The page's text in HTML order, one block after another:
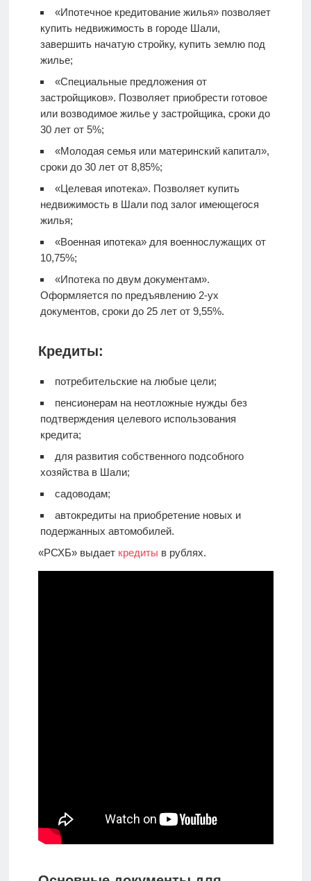
«Ипотечное кредитование жилья» позволяет
купить недвижимость в городе Шали,
завершить начатую стройку, купить землю под
жилье;
«Специальные предложения от
застройщиков». Позволяет приобрести готовое
или возводимое жилье у застройщика, сроки до
30 лет от 5%;
«Молодая семья или материнский капитал»,
сроки до 30 лет от 8,85%;
«Целевая ипотека». Позволяет купить
недвижимость в Шали под залог имеющегося
жилья;
«Военная ипотека» для военнослужащих от
10,75%;
«Ипотека по двум документам».
Оформляется по предъявлению 2-ух
документов, сроки до 25 лет от 9,55%.
Кредиты:
потребительские на любые цели;
пенсионерам на неотложные нужды без
подтверждения целевого использования
кредита;
для развития собственного подсобного
хозяйства в Шали;
садоводам;
автокредиты на приобретение новых и
подержанных автомобилей.
«РСХБ» выдает кредиты в рублях.